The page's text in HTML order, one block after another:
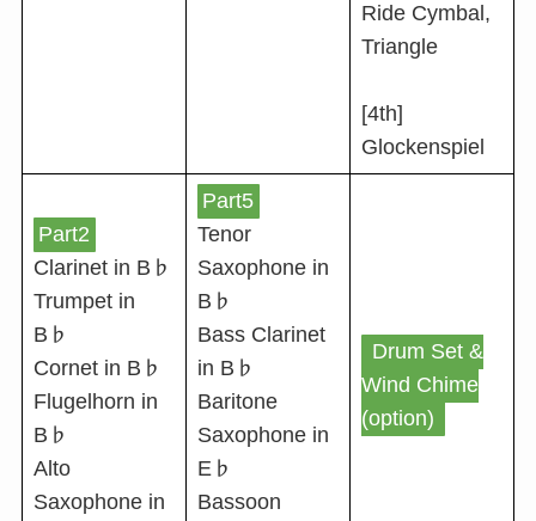
Ride Cymbal,
Triangle
[4th]
Glockenspiel
Part2
Clarinet in B♭
Trumpet in
B♭
Cornet in B♭
Flugelhorn in
B♭
Alto
Saxophone in
Part5
Tenor
Saxophone in
B♭
Bass Clarinet
in B♭
Baritone
Saxophone in
E♭
Bassoon
Drum Set &
Wind Chime
(option)